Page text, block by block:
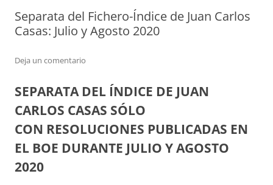
Separata del Fichero-Índice de Juan Carlos
Casas: Julio y Agosto 2020
Deja un comentario
SEPARATA DEL ÍNDICE DE JUAN
CARLOS CASAS SÓLO
CON RESOLUCIONES PUBLICADAS EN
EL BOE DURANTE JULIO Y AGOSTO
2020